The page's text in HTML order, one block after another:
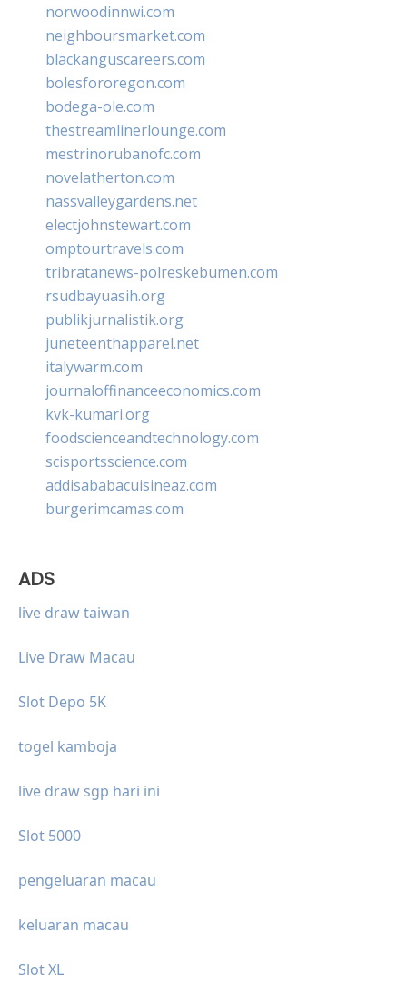
norwoodinnwi.com
neighboursmarket.com
blackanguscareers.com
bolesfororegon.com
bodega-ole.com
thestreamlinerlounge.com
mestrinorubanofc.com
novelatherton.com
nassvalleygardens.net
electjohnstewart.com
omptourtravels.com
tribratanews-polreskebumen.com
rsudbayuasih.org
publikjurnalistik.org
juneteenthapparel.net
italywarm.com
journaloffinanceeconomics.com
kvk-kumari.org
foodscienceandtechnology.com
scisportsscience.com
addisababacuisineaz.com
burgerimcamas.com
ADS
live draw taiwan
Live Draw Macau
Slot Depo 5K
togel kamboja
live draw sgp hari ini
Slot 5000
pengeluaran macau
keluaran macau
Slot XL